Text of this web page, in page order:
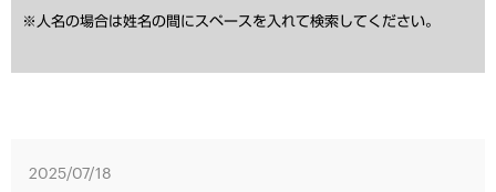
※人名の場合は姓名の間にスペースを入れて検索してください。
2025/07/18